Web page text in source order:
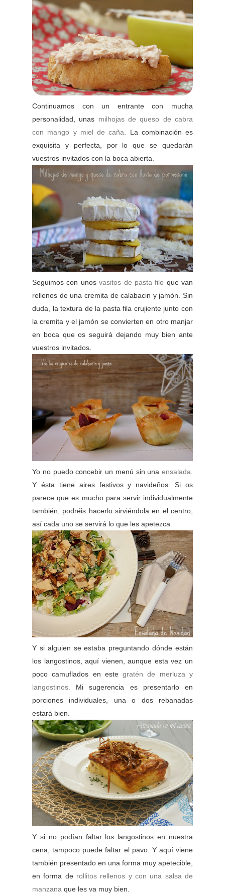
Continuamos con un entrante con mucha
personalidad, unas milhojas de queso de cabra
con mango y miel de caña . La combinación es
exquisita y perfecta, por lo que se quedarán
vuestros invitados con la boca abierta.
Seguimos con unosvasitos de pasta filo que van
rellenos de una cremita de calabacin y jamón. Sin
duda, la textura de la pasta fila crujiente junto con
la cremita y el jamón se convierten en otro manjar
en boca que os seguirá dejando muy bien ante
vuestros invitados.
Yo no puedo concebir un menú sin una ensalada
Y ésta tiene aires festivos y navideños. Si os
parece que es mucho para servir individualmente
también, podréis hacerlo sirviéndola en el centro,
así cada uno se servirá lo que les apetezca.
Y si alguien se estaba preguntando dónde están
los langostinos, aquí vienen, aunque esta vez un
poco camuflados en estegratén de merluza y
langostinos.
Mi sugerencia es presentarlo en
porciones individuales, una o dos rebanadas
estará bien.
Y si no podían faltar los langostinos en nuestra
cena, tampoco puede faltar el pavo. Y aquí viene
también presentado en una forma muy apetecible,
en forma de rollitos rellenos y con una salsa de
manzana que les va muy bien.